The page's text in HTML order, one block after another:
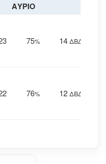
ΑΥΡΙΟ
75% 14 ΔΒΔ
76% 12 ΔΒΔ